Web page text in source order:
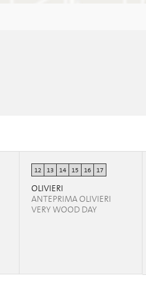
12 13 14 15 16 17
OLIVIERI
ANTEPRIMA OLIVIERI
VERY WOOD DAY